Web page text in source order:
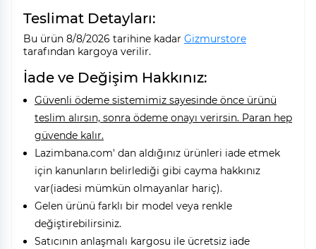
Teslimat Detayları:
Bu ürün 8/8/2026 tarihine kadar Gizmurstore
tarafından kargoya verilir.
İade ve Değişim Hakkınız:
Güvenli ödeme sistemimiz sayesinde önce ürünü
teslim alırsın, sonra ödeme onayı verirsin. Paran hep
güvende kalır.
Lazimbana.com' dan aldığınız ürünleri iade etmek
için kanunların belirlediği gibi cayma hakkınız
var(iadesi mümkün olmayanlar hariç).
Gelen ürünü farklı bir model veya renkle
değiştirebilirsiniz.
Satıcının anlaşmalı kargosu ile ücretsiz iade